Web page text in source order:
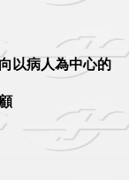
以病人為中心的